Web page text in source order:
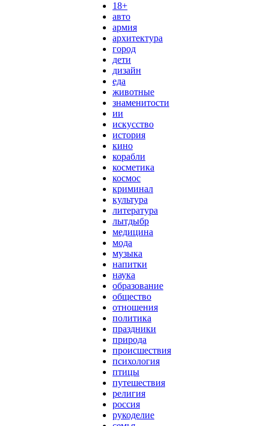
18+
авто
армия
архитектура
город
дети
дизайн
еда
животные
знаменитости
ии
искусство
история
кино
корабли
косметика
космос
криминал
культура
литература
лытдыбр
медицина
мода
музыка
напитки
наука
образование
общество
отношения
политика
праздники
природа
происшествия
психология
птицы
путешествия
религия
россия
рукоделие